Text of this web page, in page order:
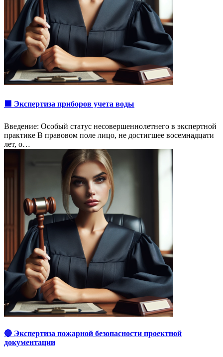
🟩 Экспертиза приборов учета воды
Введение: Особый статус несовершеннолетнего в экспертной
практике В правовом поле лицо, не достигшее восемнадцати
лет, о…
🔴 Экспертиза пожарной безопасности проектной
документации